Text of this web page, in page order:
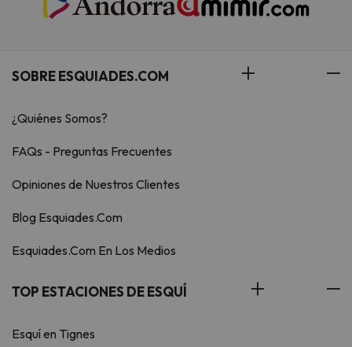
SOBRE ESQUIADES.COM
¿Quiénes Somos?
FAQs - Preguntas Frecuentes
Opiniones de Nuestros Clientes
Blog Esquiades.Com
Esquiades.Com En Los Medios
TOP ESTACIONES DE ESQUÍ
Esquí en Tignes